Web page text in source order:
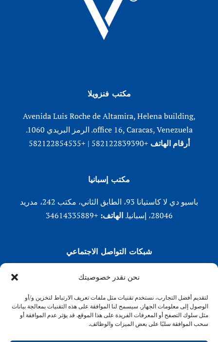
نحن نقدر خصوصيتك
لتقديم أفضل التجارب، نستخدم تقنيات مثل ملفات تعريف الارتباط لتخزين و/أو
الوصول إلى معلومات الجهاز. سيسمح لنا الموافقة على هذه التقنيات بمعالجة بيانات
مثل سلوك التصفح أو المعرفات الفريدة على هذا الموقع. قد يؤثر عدم الموافقة أو
سحب الموافقة سلبًا على بعض الميزات والوظائف.
مكتب فنزويلا
Avenida Luis Roche de Altamira, Helena building,
office 16, Caracas, Venezuela. الرمز البريدي 1060.
أرقام الهاتف +582122839390 | +582122854535
مكتب إسبانيا
باسيو دي لا كاستيانا 93، الطابق الثاني، مكتب 242، مدريد
28046، إسبانيا.
الهاتف: +34614335889
شبكات التواصل الاجتماعي
لينكد إن
انستقرام
فيسبوك